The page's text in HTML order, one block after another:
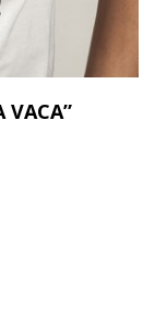
VACA”